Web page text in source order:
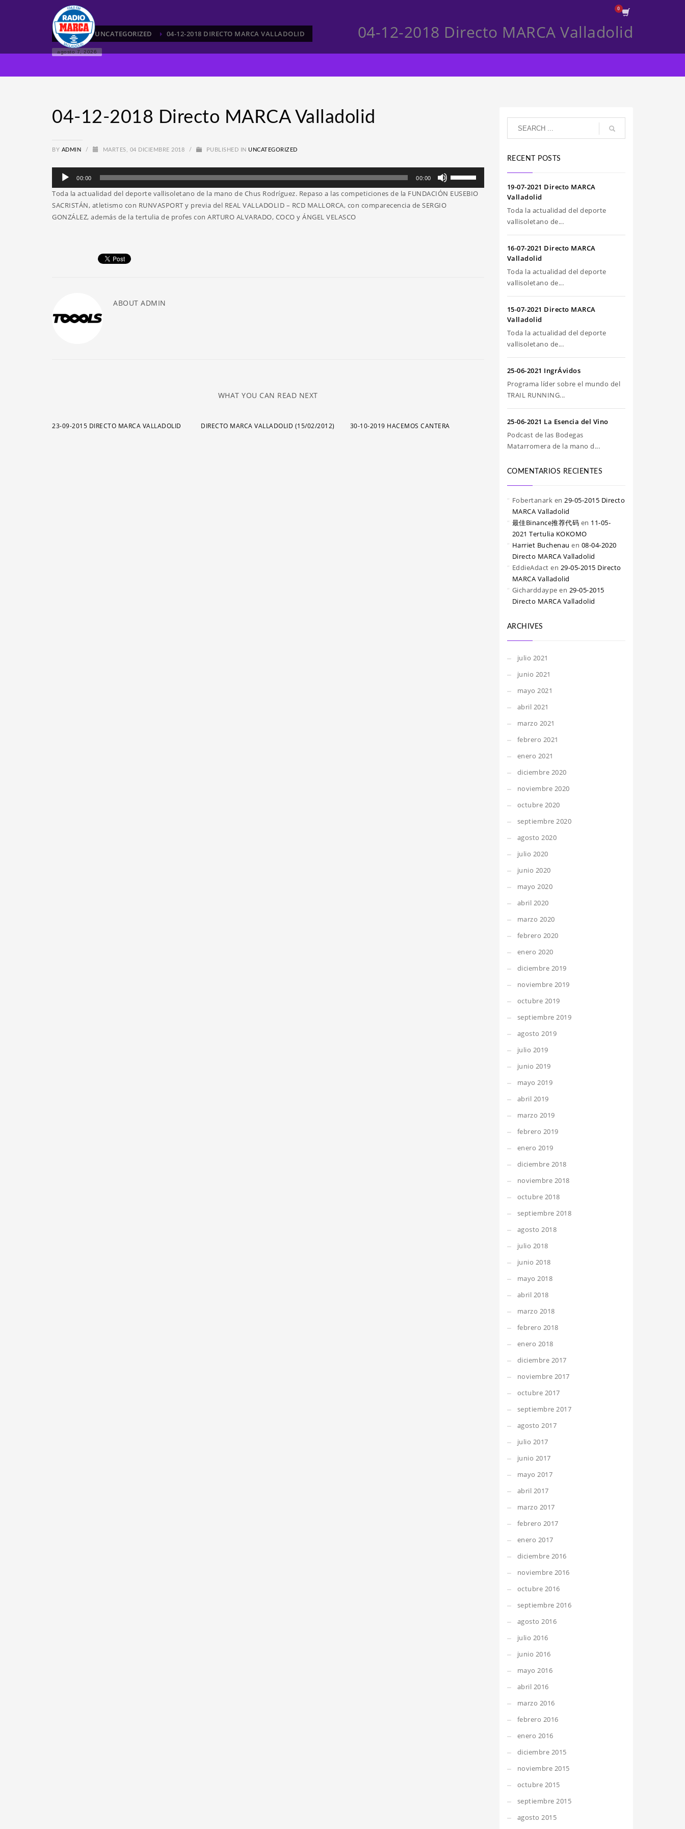
HOME UNCATEGORIZED 04-12-2018 DIRECTO MARCA VALLADOLID
agosto 7, 2026
04-12-2018 Directo MARCA Valladolid
04-12-2018 Directo MARCA Valladolid
BY ADMIN / MARTES, 04 DICIEMBRE 2018 / PUBLISHED IN UNCATEGORIZED
Reproductor
audio
00:00 00:00
teclas
Toda la actualidad del deporte vallisoletano de la mano de Chus Rodríguez. Repaso a las competiciones de la FUNDACIÓN EUSEBIO
SACRISTÁN, atletismo con RUNVASPORT y previa del REAL VALLADOLID – RCD MALLORCA, con comparecencia de SERGIO
GONZÁLEZ, además de la tertulia de profes con ARTURO ALVARADO, COCO y ÁNGEL VELASCO
ABOUT ADMIN
WHAT YOU CAN READ NEXT
23-09-2015 DIRECTO MARCA VALLADOLID DIRECTO MARCA VALLADOLID (15/02/2012) 30-10-2019 HACEMOS CANTERA
RECENT POSTS
19-07-2021 Directo MARCA
Valladolid
Toda la actualidad del deporte
vallisoletano de...
16-07-2021 Directo MARCA
Valladolid
Toda la actualidad del deporte
vallisoletano de...
15-07-2021 Directo MARCA
Valladolid
Toda la actualidad del deporte
vallisoletano de...
25-06-2021 IngrÁvidos
Programa líder sobre el mundo del
TRAIL RUNNING...
25-06-2021 La Esencia del Vino
Podcast de las Bodegas
Matarromera de la mano d...
COMENTARIOS RECIENTES
Fobertanark en 29-05-2015 Directo
MARCA Valladolid
最佳Binance推荐代码 en 11-05-
2021 Tertulia KOKOMO
Harriet Buchenau en 08-04-2020
Directo MARCA Valladolid
EddieAdact en 29-05-2015 Directo
MARCA Valladolid
Gicharddaype en 29-05-2015
Directo MARCA Valladolid
ARCHIVES
julio 2021
junio 2021
mayo 2021
abril 2021
marzo 2021
febrero 2021
enero 2021
diciembre 2020
noviembre 2020
octubre 2020
septiembre 2020
agosto 2020
julio 2020
junio 2020
mayo 2020
abril 2020
marzo 2020
febrero 2020
enero 2020
diciembre 2019
noviembre 2019
octubre 2019
septiembre 2019
agosto 2019
julio 2019
junio 2019
mayo 2019
abril 2019
marzo 2019
febrero 2019
enero 2019
diciembre 2018
noviembre 2018
octubre 2018
septiembre 2018
agosto 2018
julio 2018
junio 2018
mayo 2018
abril 2018
marzo 2018
febrero 2018
enero 2018
diciembre 2017
noviembre 2017
octubre 2017
septiembre 2017
agosto 2017
julio 2017
junio 2017
mayo 2017
abril 2017
marzo 2017
febrero 2017
enero 2017
diciembre 2016
noviembre 2016
octubre 2016
septiembre 2016
agosto 2016
julio 2016
junio 2016
mayo 2016
abril 2016
marzo 2016
febrero 2016
enero 2016
diciembre 2015
noviembre 2015
octubre 2015
septiembre 2015
agosto 2015